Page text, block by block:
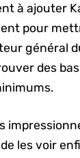
à ajouter
pour
général
des
les voir